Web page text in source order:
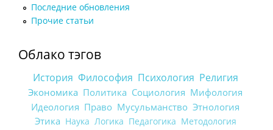
Последние обновления
Прочие статьи
Облако тэгов
История Философия Психология Религия
Экономика Политика Социология Мифология
Идеология Право Мусульманство Этнология
Этика Наука Логика Педагогика Методология